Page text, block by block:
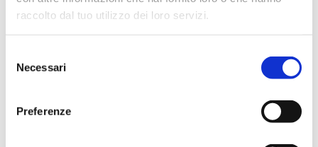
raccolto dal tuo utilizzo dei loro servizi.
delNecessari
Preferenze
Presentazione
approfondendo le tematiche legate al marketing e alla
comunicazione